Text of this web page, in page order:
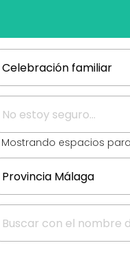
Mostrando espacios